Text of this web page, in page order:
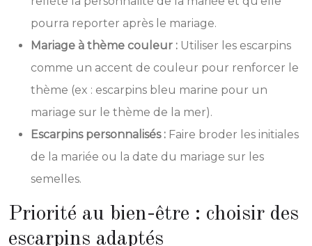
pourra reporter après le mariage.
Mariage à thème couleur : Utiliser les escarpins
comme un accent de couleur pour renforcer le
thème (ex : escarpins bleu marine pour un
mariage sur le thème de la mer).
Escarpins personnalisés : Faire broder les initiales
de la mariée ou la date du mariage sur les
semelles.
Priorité au bien-être : choisir des
escarpins adaptés